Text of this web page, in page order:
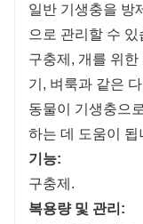
일반 기생충을 방
으로 관리할 수
구충제, 개를 위
기, 벼룩과 같은
동물이 기생충으
하는 데 도움이 됩
기능:
구충제.
복용량 및 관리: